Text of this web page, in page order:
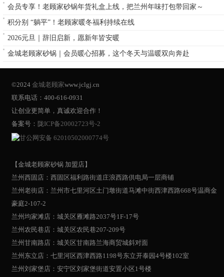
会员专享！老顾家砂锅年货礼盒上线，把兰州年味打包带回家～
积分别 “躺平”！老顾家暖冬福利持续在线
2026元旦｜辞旧启新，愿新年皆安暖
金城老顾家砂锅｜会员暖心招募，这个冬天与温暖双向奔赴
©2024金城老顾家www.jclgj.cn
联系电话：400-616-0931
让创业更简单，真诚欢迎合作！
备案号： 陇ICP备20002723号-2
甘公网安备 62010502000774号
【金城老顾家砂锅 加盟店】
兰州西固店：西固区福利路街道庄浪西路供电局一层商铺
兰州老街店：兰州市七里河区土门墩街道马滩中街西津西路668号温商金
豪庭2-107-2
兰州均家滩店：城关区雁滩路2037号1F-17号
兰州农民巷店：城关区农民巷207-209号
兰州甘南路店：城关区甘南路兰海商贸城斜对面
兰州东立店：七里河区西津西路1198号东立开泰园4号楼102室
兰州刘家堡店：安宁区刘家堡街道安置小区1号楼